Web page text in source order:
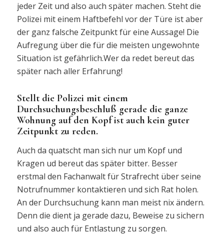
jeder Zeit und also auch später machen. Steht die
Polizei mit einem Haftbefehl vor der Türe ist aber
der ganz falsche Zeitpunkt für eine Aussage! Die
Aufregung über die für die meisten ungewohnte
Situation ist gefährlich.Wer da redet bereut das
später nach aller Erfahrung!
Stellt die Polizei mit einem
Durchsuchungsbeschluß gerade die ganze
Wohnung auf den Kopf ist auch kein guter
Zeitpunkt zu reden.
Auch da quatscht man sich nur um Kopf und
Kragen ud bereut das später bitter. Besser
erstmal den Fachanwalt für Strafrecht über seine
Notrufnummer kontaktieren und sich Rat holen.
An der Durchsuchung kann man meist nix ändern.
Denn die dient ja gerade dazu, Beweise zu sichern
und also auch für Entlastung zu sorgen.